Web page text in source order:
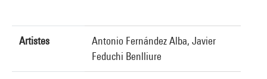
Artistes
Antonio Fernández Alba, Javier
Feduchi Benlliure